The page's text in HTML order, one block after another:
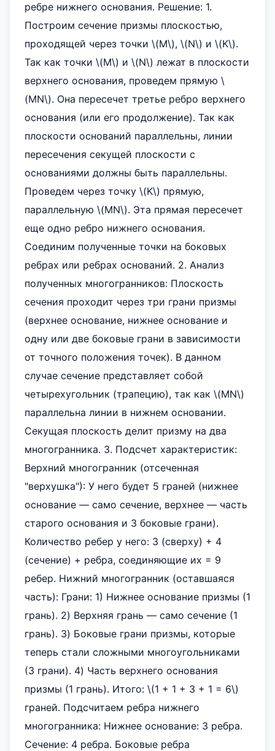
ребре нижнего основания. Решение: 1.
Построим сечение призмы плоскостью,
проходящей через точки \(M\), \(N\) и \(K\).
Так как точки \(M\) и \(N\) лежат в плоскости
верхнего основания, проведем прямую \
(MN\). Она пересечет третье ребро верхнего
основания (или его продолжение). Так как
плоскости оснований параллельны, линии
пересечения секущей плоскости с
основаниями должны быть параллельны.
Проведем через точку \(K\) прямую,
параллельную \(MN\). Эта прямая пересечет
еще одно ребро нижнего основания.
Соединим полученные точки на боковых
ребрах или ребрах оснований. 2. Анализ
полученных многогранников: Плоскость
сечения проходит через три грани призмы
(верхнее основание, нижнее основание и
одну или две боковые грани в зависимости
от точного положения точек). В данном
случае сечение представляет собой
четырехугольник (трапецию), так как \(MN\)
параллельна линии в нижнем основании.
Секущая плоскость делит призму на два
многогранника. 3. Подсчет характеристик:
Верхний многогранник (отсеченная
"верхушка"): У него будет 5 граней (нижнее
основание — само сечение, верхнее — часть
старого основания и 3 боковые грани).
Количество ребер у него: 3 (сверху) + 4
(сечение) + ребра, соединяющие их = 9
ребер. Нижний многогранник (оставшаяся
часть): Грани: 1) Нижнее основание призмы (1
грань). 2) Верхняя грань — само сечение (1
грань). 3) Боковые грани призмы, которые
теперь стали сложными многоугольниками
(3 грани). 4) Часть верхнего основания
призмы (1 грань). Итого: \(1 + 1 + 3 + 1 = 6\)
граней. Подсчитаем ребра нижнего
многогранника: Нижнее основание: 3 ребра.
Сечение: 4 ребра. Боковые ребра